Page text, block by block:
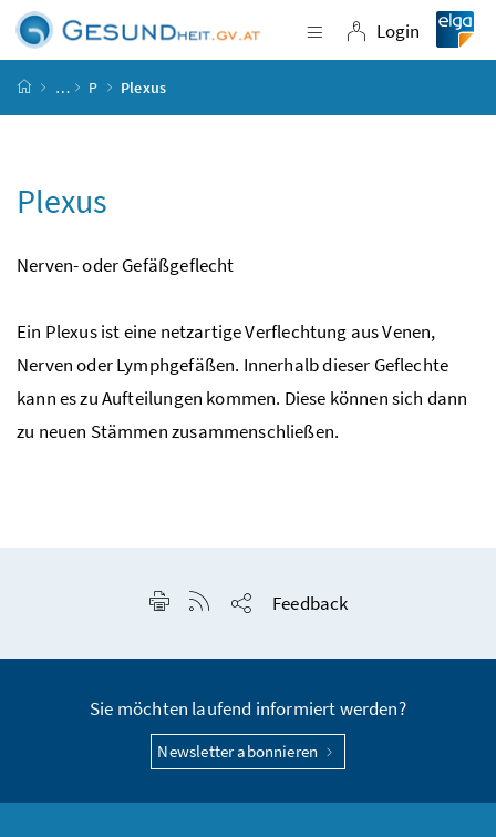
Zum Inhalt
Zum Hauptmenü
Zum Untermenü
Zur Suche
Navigation
Login
Login
Startseite
… P Plexus
Plexus
Nerven- oder Gefäßgeflecht
Ein Plexus ist eine netzartige Verflechtung aus Venen,
Nerven oder Lymphgefäßen. Innerhalb dieser Geflechte
kann es zu Aufteilungen kommen. Diese können sich dann
zu neuen Stämmen zusammenschließen.
Seite drucken
RSS-Feed anzeigen
Feedback
Sie möchten laufend informiert werden?
Newsletter abonnieren